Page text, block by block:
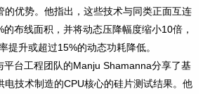
的优势。他指出，这些技术与同类正面互连
布线面积，并将动态压降幅度缩小10倍，
提升或超过15%的动态功耗降低。
平台工程团队的Manju Shamanna分享了基
电技术制造的CPU核心的硅片测试结果。他